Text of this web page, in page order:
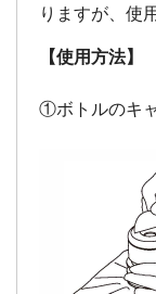
【使用方法】
①ボトルのキ